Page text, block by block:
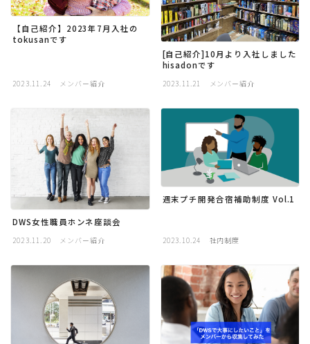
【自己紹介】2023年7月入社の
tokusanです
2023.11.24 メンバー紹介
[自己紹介]10月より入社しました
hisadonです
2023.11.21 メンバー紹介
DWS女性職員ホンネ座談会
2023.11.20 メンバー紹介
週末プチ開発合宿補助制度 Vol.1
2023.10.24 社内制度